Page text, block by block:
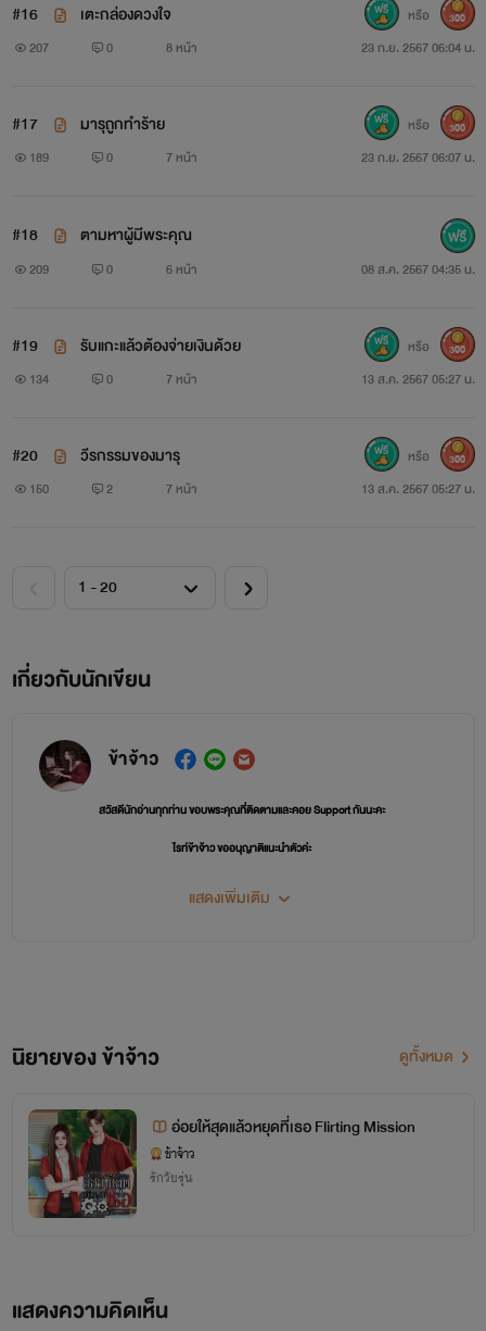
#16 เตะกล่องดวงใจ
207 0 8 หน้า 23 ก.ย. 2567 06:04 น.
หรือ 300
#17 มารุถูกทำร้าย
189 0 7 หน้า 23 ก.ย. 2567 06:07 น.
หรือ 300
#18 ตามหาผู้มีพระคุณ
209 0 6 หน้า 08 ส.ค. 2567 04:35 น.
#19 รับแกะแล้วต้องจ่ายเงินด้วย
134 0 7 หน้า 13 ส.ค. 2567 05:27 น.
หรือ 300
#20 วีรกรรมของมารุ
150 2 7 หน้า 13 ส.ค. 2567 05:27 น.
หรือ 300
เกี่ยวกับนักเขียน
ข้าจ้าว
สวัสดีนักอ่านทุกท่าน ขอบพระคุณที่ติดตามและคอย Support กันนะคะ
ไรท์ข้าจ้าว ขออนุญาติแนะนำตัวค่ะ
ชื่อของไรท์ : อ้อม(เป็นคนเหนือเมืองรถม้าจ้าว)
นามนี้จะเป็นนิยายแนวพีเรียดไทย และ
ประมาณ 12- 20 ตอน(เป็นแนวรัก ดราม่า โรแมนติก)
นามนี้จะเป็นนิยายรักวัยรุ่น มีทั้ง Feel Good คลั่งรัก โรแมนติก และดราม่า รวมถึงนิยายวาย และนิยาย
ปกไม่ใช่ข้าจ้าว ก็อยากให้เข้าใจว่าคือนิยายของนักเขียนคนเดียวกัน คือนักเขียนข้าจ้าวค่ะ นิยายที่ลง
แสดงเพิ่มเติม
นิยายของ ข้าจ้าว ดูทั้งหมด
อ่อยให้สุดแล้วหยุดที่เธอ Flirting Mission
ข้าจ้าว
รักวัยรุ่น
แสดงความคิดเห็น